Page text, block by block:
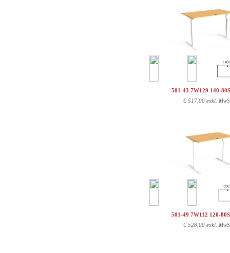
501-43 7W129 140-
€517,00 exkl.
501-49 7W112 120-
€528,00 exkl.